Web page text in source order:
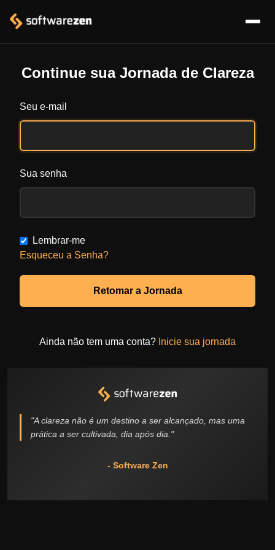
"A clareza não é um destino a ser alcançado, mas uma
prática a ser cultivada, dia após dia."
- Software Zen
Continue sua Jornada de Clareza
Seu e-mail
Sua senha
Lembrar-me
Esqueceu a Senha?
Retomar a Jornada
Ainda não tem uma conta? Inicie sua jornada